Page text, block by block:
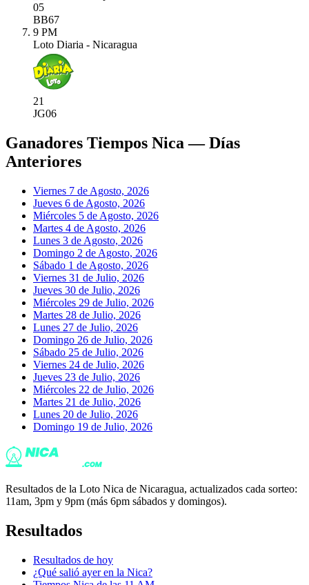
05
BB67
9 PM
Loto Diaria - Nicaragua
21
JG06
Ganadores Tiempos Nica — Días
Anteriores
Viernes 7 de Agosto, 2026
Jueves 6 de Agosto, 2026
Miércoles 5 de Agosto, 2026
Martes 4 de Agosto, 2026
Lunes 3 de Agosto, 2026
Domingo 2 de Agosto, 2026
Sábado 1 de Agosto, 2026
Viernes 31 de Julio, 2026
Jueves 30 de Julio, 2026
Miércoles 29 de Julio, 2026
Martes 28 de Julio, 2026
Lunes 27 de Julio, 2026
Domingo 26 de Julio, 2026
Sábado 25 de Julio, 2026
Viernes 24 de Julio, 2026
Jueves 23 de Julio, 2026
Miércoles 22 de Julio, 2026
Martes 21 de Julio, 2026
Lunes 20 de Julio, 2026
Domingo 19 de Julio, 2026
Resultados de la Loto Nica de Nicaragua, actualizados cada sorteo:
11am, 3pm y 9pm (más 6pm sábados y domingos).
Resultados
Resultados de hoy
¿Qué salió ayer en la Nica?